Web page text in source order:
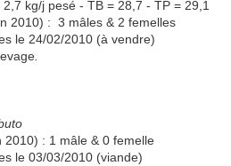
kg/j pesé - TB = 28,7 - TP = 29,1
2010) : 3 mâles & 2 femelles
le 24/02/2010 (à vendre)
: 1 mâle & 0 femelle
le 03/03/2010 (viande)